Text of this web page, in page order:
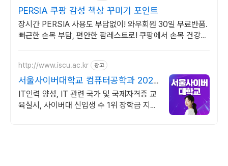
PERSIA 쿠팡 감성 책상 꾸미기 포인트
장시간 PERSIA 사용도 부담없이! 와우회원 30일 무료반품.
뻐근한 손목 부담, 편안한 팜레스트로! 쿠팡에서 손목 건강을
http://www.iscu.ac.kr 광고
서울사이버대학교 컴퓨터공학과 2026
가을학기 신편입생
IT인력 양성, IT 관련 국가 및 국제자격증 교
육실시, 사이버대 신입생 수 1위 장학금 지급